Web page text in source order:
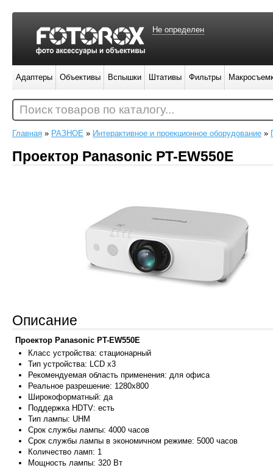
Главная » РАЗНОЕ » Интерактивное и проекционное оборудование »
Проектор Panasonic PT-EW550E
Описание
Проектор Panasonic PT-EW550E
Класс устройства: стационарный
Тип устройства: LCD x3
Рекомендуемая область применения: для офиса
Реальное разрешение: 1280x800
Широкоформатный: да
Поддержка HDTV: есть
Тип лампы: UHM
Срок службы лампы: 4000 часов
Срок службы лампы в экономичном режиме: 5000 часов
Количество ламп: 1
Мощность лампы: 320 Вт
Не определен
Адаптеры Объективы Вспышки Штативы Фильтры
Поиск товаров по каталогу...